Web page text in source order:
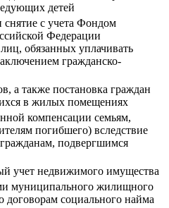
детей
снятие с учета Фондом
Федерации
обязанных уплачивать
гражданско-
а также постановка граждан
в жилых помещениях
компенсации семьям,
погибшего) вследствие
подвергшимся
учет недвижимого имущества
муниципального жилищного
социального найма